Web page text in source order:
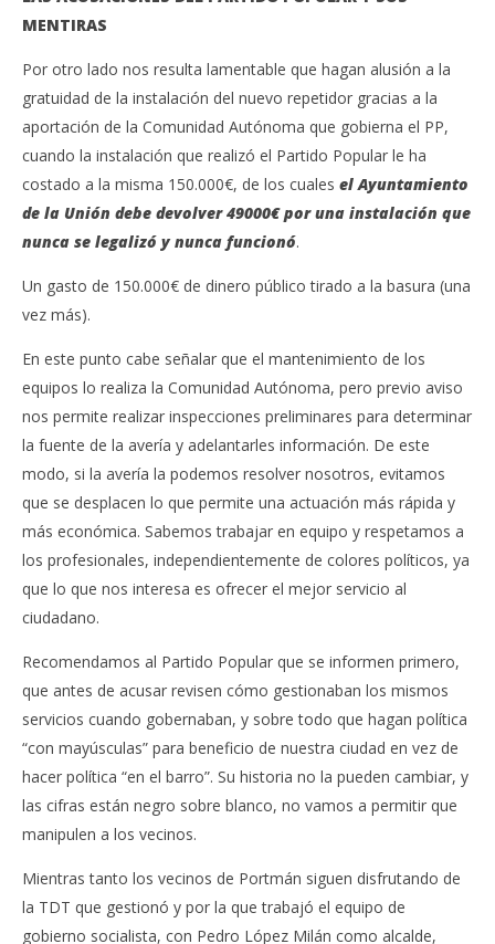
MENTIRAS
Por otro lado nos resulta lamentable que hagan alusión a la
gratuidad de la instalación del nuevo repetidor gracias a la
aportación de la Comunidad Autónoma que gobierna el PP,
cuando la instalación que realizó el Partido Popular le ha
costado a la misma 150.000€, de los cuales el Ayuntamiento
de la Unión debe devolver 49000€ por una instalación que
nunca se legalizó y nunca funcionó.
Un gasto de 150.000€ de dinero público tirado a la basura (una
vez más).
En este punto cabe señalar que el mantenimiento de los
equipos lo realiza la Comunidad Autónoma, pero previo aviso
nos permite realizar inspecciones preliminares para determinar
la fuente de la avería y adelantarles información. De este
modo, si la avería la podemos resolver nosotros, evitamos
que se desplacen lo que permite una actuación más rápida y
más económica. Sabemos trabajar en equipo y respetamos a
los profesionales, independientemente de colores políticos, ya
que lo que nos interesa es ofrecer el mejor servicio al
ciudadano.
Recomendamos al Partido Popular que se informen primero,
que antes de acusar revisen cómo gestionaban los mismos
servicios cuando gobernaban, y sobre todo que hagan política
“con mayúsculas” para beneficio de nuestra ciudad en vez de
hacer política “en el barro”. Su historia no la pueden cambiar, y
las cifras están negro sobre blanco, no vamos a permitir que
manipulen a los vecinos.
Mientras tanto los vecinos de Portmán siguen disfrutando de
la TDT que gestionó y por la que trabajó el equipo de
gobierno socialista, con Pedro López Milán como alcalde,